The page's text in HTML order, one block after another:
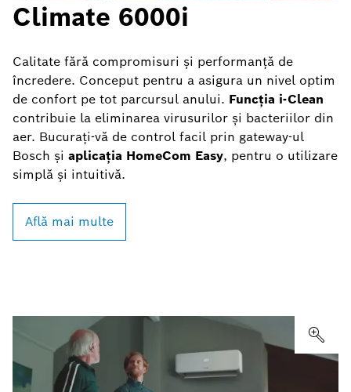
Climate 6000i
Calitate fără compromisuri și performanță de
încredere. Conceput pentru a asigura un nivel optim
de confort pe tot parcursul anului. Funcția i-Clean
contribuie la eliminarea virusurilor și bacteriilor din
aer. Bucurați-vă de control facil prin gateway-ul
Bosch și aplicația HomeCom Easy, pentru o utilizare
simplă și intuitivă.
Află mai multe